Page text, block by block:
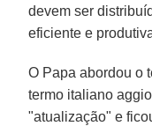
devem ser
eficiente e
O Papa abordou o
termo italiano
"atualização" e